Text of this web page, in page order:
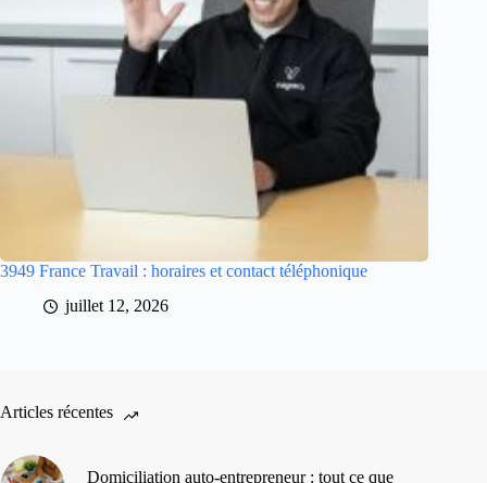
3949 France Travail : horaires et contact téléphonique
juillet 12, 2026
Articles récentes
Domiciliation auto-entrepreneur : tout ce que